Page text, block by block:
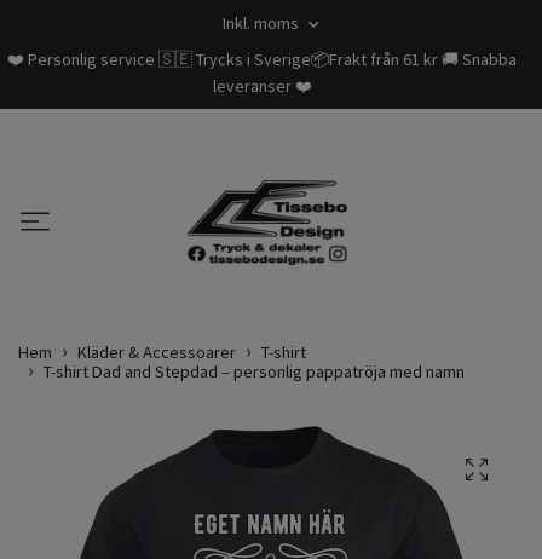
Inkl. moms
❤️ Personlig service 🇸🇪 Trycks i Sverige📦Frakt från 61 kr 🚚 Snabba
leveranser ❤️
Hem Kläder & Accessoarer
T-shirt
T-shirt Dad and Stepdad – personlig pappatröja med namn